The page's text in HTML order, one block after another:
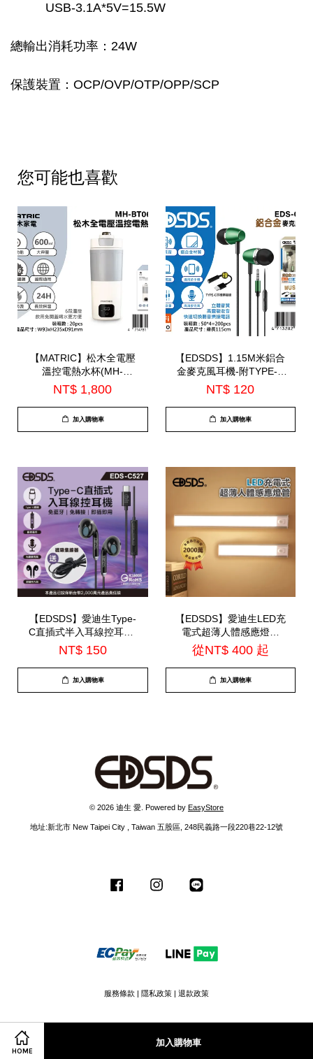
HOME
加入購物車
USB-3.1A*5V=15.5W
總輸出消耗功率：24W
保護裝置：OCP/OVP/OTP/OPP/SCP
您可能也喜歡
【MATRIC】松木全電壓
溫控電熱水杯(MH-
BT0625L)
NT$ 1,800
加入購物車
【EDSDS】1.15M米鋁合
金麥克風耳機-附TYPE-C
轉接線(EDS-C524)
NT$ 120
加入購物車
【EDSDS】愛迪生Type-
C直插式半入耳線控耳機-
內建麥克風(EDS-C527)
NT$ 150
加入購物車
【EDSDS】愛迪生LED充
電式超薄人體感應燈管
(EDS-G3040 / EDS-
G5040)
從NT$ 400 起
加入購物車
© 2026 迪生 愛. Powered by EasyStore
地址:新北市 New Taipei City , Taiwan 五股區, 248民義路一段220巷22-12號
Facebook Instagram
服務條款 | 隱私政策 | 退款政策